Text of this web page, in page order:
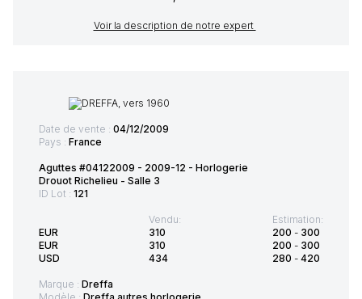
Voir la description de notre expert
Date de vente : 04/12/2009
Pays : France
Aguttes #04122009 - 2009-12 - Horlogerie
Drouot Richelieu - Salle 3
ID Lot : 121
EUR
EUR
USD
Vendu:
310
310
434
Estimation:
200 - 300
200 - 300
280 - 420
Marque : Dreffa